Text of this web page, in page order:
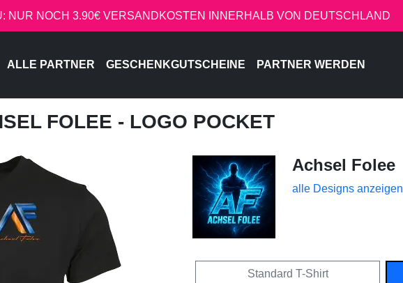
NUR NOCH 3.90€ VERSANDKOSTEN INNERHALB VON DEUTSCHLAND
ALLE PARTNER GESCHENKGUTSCHEINE PARTNER WERDEN
FOLEE - LOGO POCKET
Achsel Folee
alle Designs anzeigen
Standard T-Shirt